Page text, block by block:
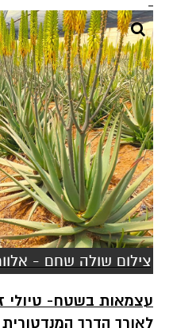
צילום שולה שחם -
עצמאות בשטח- טיולי
לאורך הדרך